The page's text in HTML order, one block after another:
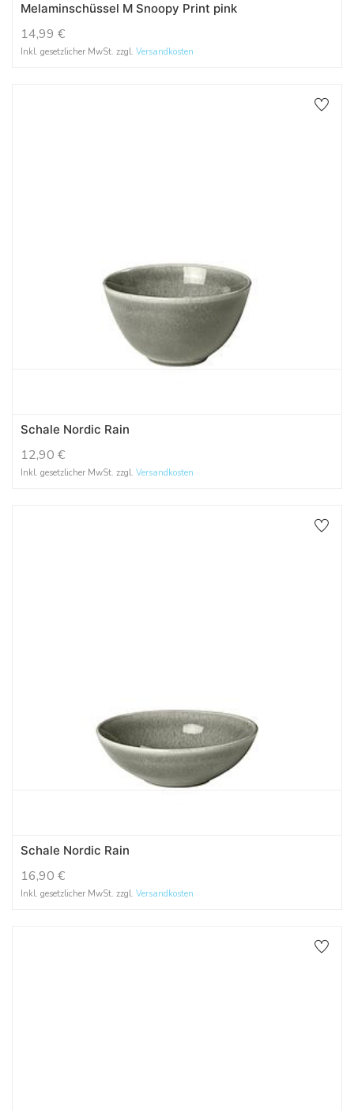
Melaminschüssel M Snoopy Print pink
14,99 €
Inkl. gesetzlicher MwSt. zzgl. Versandkosten
Schale Nordic Rain
12,90 €
Inkl. gesetzlicher MwSt. zzgl. Versandkosten
Schale Nordic Rain
16,90 €
Inkl. gesetzlicher MwSt. zzgl. Versandkosten